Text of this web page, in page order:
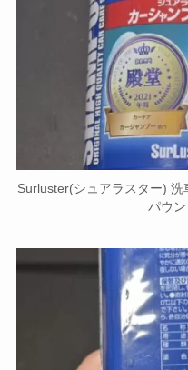
Surluster(シュアラスター)
パウ